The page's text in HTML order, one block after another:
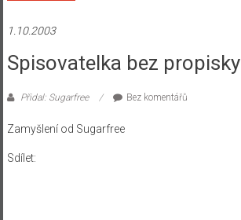
1.10.2003
Spisovatelka bez propisky
Přidal: Sugarfree Bez komentářů
Zamyšlení od Sugarfree
Sdílet: